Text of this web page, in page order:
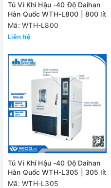
Tủ Vi Khí Hậu -40 Độ Daihan
Hàn Quốc WTH-L800 | 800 lít
Mã: WTH-L800
Liên hệ
Tủ Vi Khí Hậu -40 Độ Daihan
Hàn Quốc WTH-L305 | 305 lít
Mã: WTH-L305